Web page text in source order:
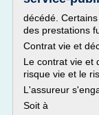
décédé.
des prestations
Contrat vie et
Le contrat vie et
risque vie et le
L'assureur
Soit à